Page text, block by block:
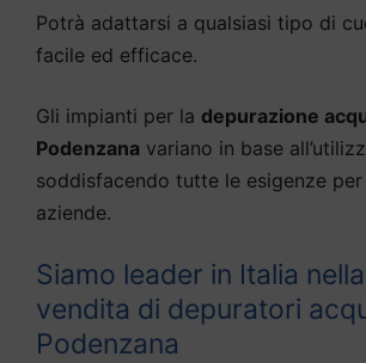
Potrà adattarsi a qualsiasi tipo di
facile ed efficace.
Gli impianti per la depurazione
Podenzana variano in base
soddisfacendo tutte le esigenze
aziende.
Siamo leader in Italia
vendita di depuratori
Podenzana